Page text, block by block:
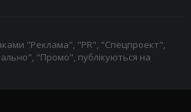
"Реклама", "PR", "Спецпроект",
"Промо", публікуються на